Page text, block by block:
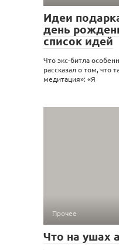
Идеи
день
список идей
Что экс-битла
рассказал о том, что
медитация»: «Я
Прочее
Что на ушах